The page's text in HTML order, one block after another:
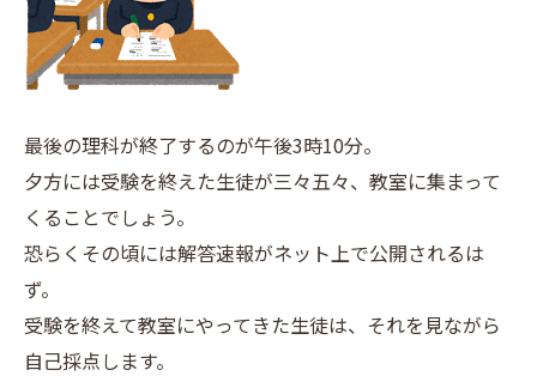
最後の理科が終了するのが午後3時10分。
夕方には受験を終えた生徒が三々五々、教室に集まって
くることでしょう。
恐らくその頃には解答速報がネット上で公開されるは
ず。
受験を終えて教室にやってきた生徒は、それを見ながら
自己採点します。